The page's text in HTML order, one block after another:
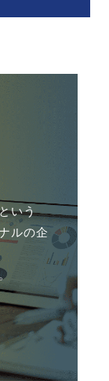
いう
ルの企